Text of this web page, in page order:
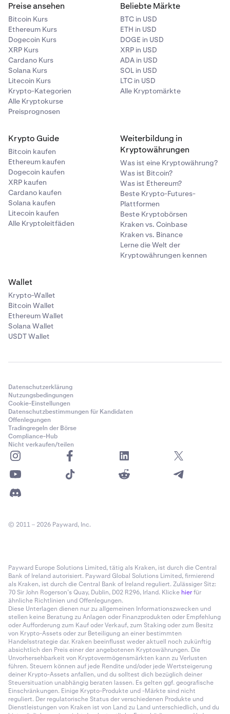
Preise ansehen
Bitcoin Kurs
Ethereum Kurs
Dogecoin Kurs
XRP Kurs
Cardano Kurs
Solana Kurs
Litecoin Kurs
Krypto-Kategorien
Alle Kryptokurse
Preisprognosen
Beliebte Märkte
BTC in USD
ETH in USD
DOGE in USD
XRP in USD
ADA in USD
SOL in USD
LTC in USD
Alle Kryptomärkte
Krypto Guide
Bitcoin kaufen
Ethereum kaufen
Dogecoin kaufen
XRP kaufen
Cardano kaufen
Solana kaufen
Litecoin kaufen
Alle Kryptoleitfäden
Weiterbildung in
Kryptowährungen
Was ist eine Kryptowährung?
Was ist Bitcoin?
Was ist Ethereum?
Beste Krypto-Futures-
Plattformen
Beste Kryptobörsen
Kraken vs. Coinbase
Kraken vs. Binance
Lerne die Welt der
Kryptowährungen kennen
Wallet
Krypto-Wallet
Bitcoin Wallet
Ethereum Wallet
Solana Wallet
USDT Wallet
Datenschutzerklärung
Nutzungsbedingungen
Cookie-Einstellungen
Datenschutzbestimmungen für Kandidaten
Offenlegungen
Tradingregeln der Börse
Compliance-Hub
Nicht verkaufen/teilen
© 2011 – 2026 Payward, Inc.
Payward Europe Solutions Limited, tätig als Kraken, ist durch die Central
Bank of Ireland autorisiert. Payward Global Solutions Limited, firmierend
als Kraken, ist durch die Central Bank of Ireland reguliert. Zulässiger Sitz:
70 Sir John Rogerson’s Quay, Dublin, D02 R296, Irland. Klicke hierfür
ähnliche Richtlinien und Offenlegungen.
Diese Unterlagen dienen nur zu allgemeinen Informationszwecken und
stellen keine Beratung zu Anlagen oder Finanzprodukten oder Empfehlung
oder Aufforderung zum Kauf oder Verkauf, zum Staking oder zum Besitz
von Krypto-Assets oder zur Beteiligung an einer bestimmten
Handelsstrategie dar. Kraken beeinflusst weder aktuell noch zukünftig
absichtlich den Preis einer der angebotenen Kryptowährungen. Die
Unvorhersehbarkeit von Kryptovermögensmärkten kann zu Verlusten
führen. Steuern können auf jede Rendite und/oder jede Wertsteigerung
deiner Krypto-Assets anfallen, und du solltest dich bezüglich deiner
Steuersituation unabhängig beraten lassen. Es gelten ggf. geografische
Einschränkungen. Einige Krypto-Produkte und -Märkte sind nicht
reguliert. Der regulatorische Status der verschiedenen Produkte und
Dienstleistungen von Kraken ist von Land zu Land unterschiedlich, und du